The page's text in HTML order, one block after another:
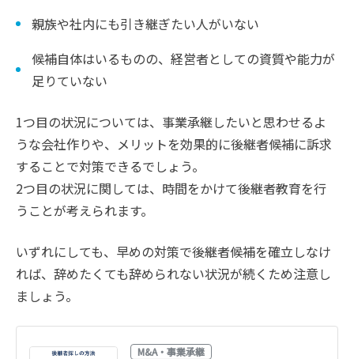
親族や社内にも引き継ぎたい人がいない
候補自体はいるものの、経営者としての資質や能力が
足りていない
1つ目の状況については、事業承継したいと思わせるよ
うな会社作りや、メリットを効果的に後継者候補に訴求
することで対策できるでしょう。
2つ目の状況に関しては、時間をかけて後継者教育を行
うことが考えられます。
いずれにしても、早めの対策で後継者候補を確立しなけ
れば、辞めたくても辞められない状況が続くため注意し
ましょう。
M&A・事業承継